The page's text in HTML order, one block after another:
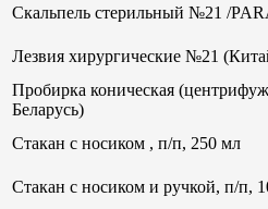
Скальпель стерильный №21 /
Лезвия хирургические №21
Пробирка коническая
Беларусь)
Стакан с носиком , п/п, 250 мл
Стакан с носиком и ручкой, п/п,